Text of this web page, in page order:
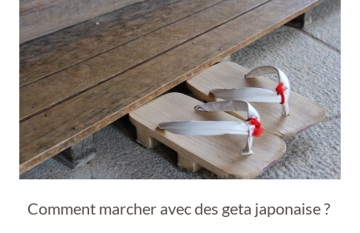
Comment marcher avec des geta japonaise ?